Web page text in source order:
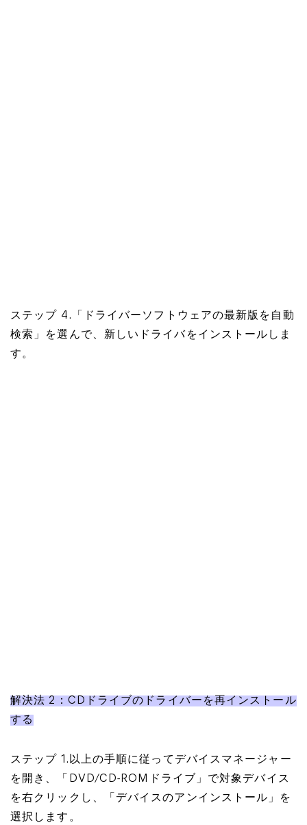
ステップ 4.「ドライバーソフトウェアの最新版を自動
検索」を選んで、新しいドライバをインストールしま
す。
解決法 2：CDドライブのドライバーを再インストール
する
ステップ 1.以上の手順に従ってデバイスマネージャー
を開き、「DVD/CD-ROMドライブ」で対象デバイス
を右クリックし、「デバイスのアンインストール」を
選択します。